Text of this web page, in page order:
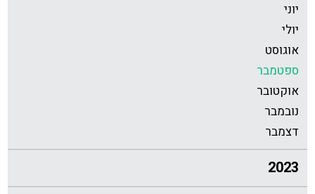
יוני
יולי
אוגוסט
ספטמבר
אוקטובר
נובמבר
דצמבר
2023